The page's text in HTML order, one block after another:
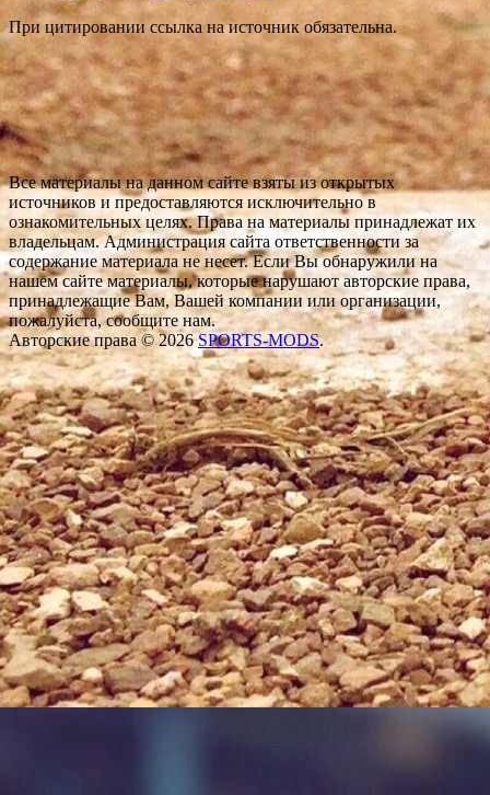
При цитировании ссылка на источник обязательна.
Все материалы на данном сайте взяты из открытых
источников и предоставляются исключительно в
ознакомительных целях. Права на материалы принадлежат их
владельцам. Администрация сайта ответственности за
содержание материала не несет. Если Вы обнаружили на
нашем сайте материалы, которые нарушают авторские права,
принадлежащие Вам, Вашей компании или организации,
пожалуйста, сообщите нам.
Авторские права © 2026SPORTS-MODS.